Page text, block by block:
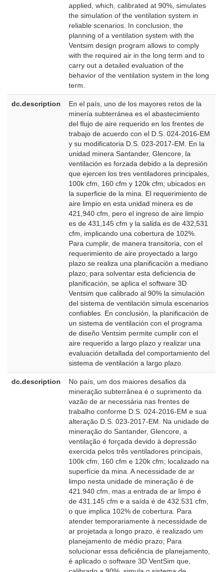
applied, which, calibrated at 90%, simulates
the simulation of the ventilation system in
reliable scenarios. In conclusion, the
planning of a ventilation system with the
Ventsim design program allows to comply
with the required air in the long term and to
carry out a detailed evaluation of the
behavior of the ventilation system in the long
term.
dc.description
En el país, uno de los mayores retos de la
minería subterránea es el abastecimiento
del flujo de aire requerido en los frentes de
trabajo de acuerdo con el D.S. 024-2016-EM
y su modificatoria D.S. 023-2017-EM. En la
unidad minera Santander, Glencore, la
ventilación es forzada debido a la depresión
que ejercen los tres ventiladores principales,
100k cfm, 160 cfm y 120k cfm; ubicados en
la superficie de la mina. El requerimiento de
aire limpio en esta unidad minera es de
421,940 cfm, pero el ingreso de aire limpio
es de 431,145 cfm y la salida es de 432,531
cfm, implicando una cobertura de 102%.
Para cumplir, de manera transitoria, con el
requerimiento de aire proyectado a largo
plazo se realiza una planificación a mediano
plazo; para solventar esta deficiencia de
planificación, se aplica el software 3D
Ventsim que calibrado al 90% la simulación
del sistema de ventilación simula escenarios
confiables. En conclusión, la planificación de
un sistema de ventilación con el programa
de diseño Ventsim permite cumplir con el
aire requerido a largo plazo y realizar una
evaluación detallada del comportamiento del
sistema de ventilación a largo plazo.
dc.description
No país, um dos maiores desafios da
mineração subterrânea é o suprimento da
vazão de ar necessária nas frentes de
trabalho conforme D.S. 024-2016-EM e sua
alteração D.S. 023-2017-EM. Na unidade de
mineração do Santander, Glencore, a
ventilação é forçada devido à depressão
exercida pelos três ventiladores principais,
100k cfm, 160 cfm e 120k cfm; localizado na
superfície da mina. A necessidade de ar
limpo nesta unidade de mineração é de
421.940 cfm, mas a entrada de ar limpo é
de 431.145 cfm e a saída é de 432.531 cfm,
o que implica 102% de cobertura. Para
atender temporariamente à necessidade de
ar projetada a longo prazo, é realizado um
planejamento de médio prazo; Para
solucionar essa deficiência de planejamento,
é aplicado o software 3D VentSim que,